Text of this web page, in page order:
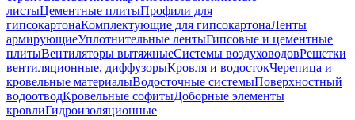
листыЦементные плитыПрофили для
гипсокартонаКомплектующие для гипсокартонаЛенты
армирующиеУплотнительные лентыГипсовые и цементные
плитыВентиляторы вытяжныеСистемы воздуховодовРешетки
вентиляционные, диффузорыКровля и водостокЧерепица и
кровельные материалыВодосточные системыПоверхностный
водоотводКровельные софитыДоборные элементы
кровлиГидроизоляционные